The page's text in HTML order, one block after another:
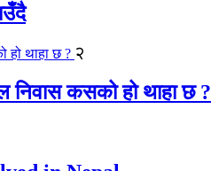
२
निवास कसको हो थाहा छ ?